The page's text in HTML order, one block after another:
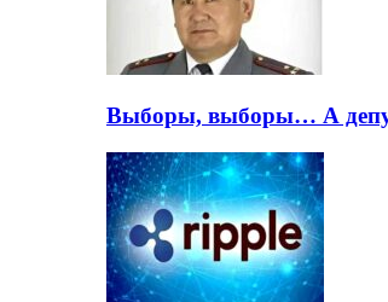
Выборы, выборы… А